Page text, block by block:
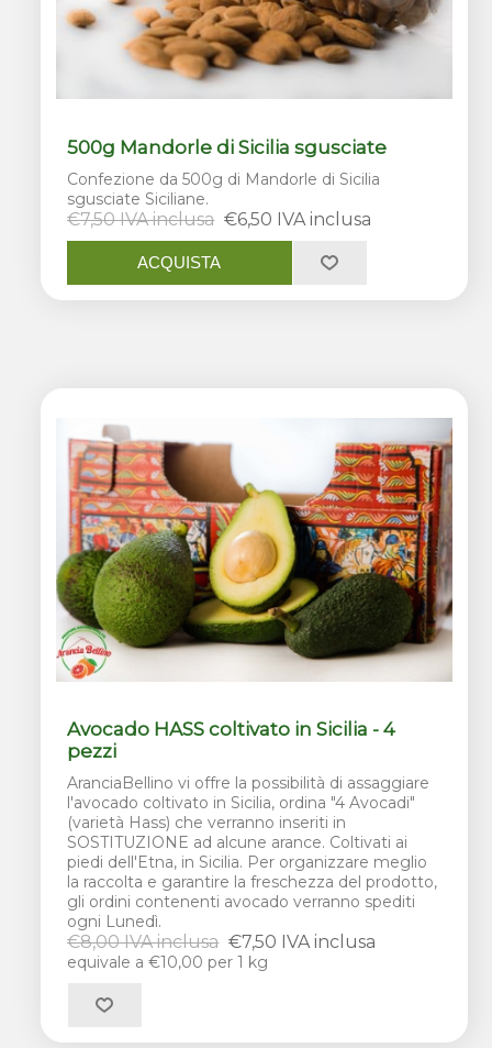
500g Mandorle di Sicilia sgusciate
Confezione da 500g di Mandorle di Sicilia
sgusciate Siciliane.
€7,50 IVA inclusa €6,50 IVA inclusa
ACQUISTA
Avocado HASS coltivato in Sicilia - 4
pezzi
AranciaBellino vi offre la possibilità di assaggiare
l'avocado coltivato in Sicilia, ordina "4 Avocadi"
(varietà Hass) che verranno inseriti in
SOSTITUZIONE ad alcune arance. Coltivati ai
piedi dell'Etna, in Sicilia. Per organizzare meglio
la raccolta e garantire la freschezza del prodotto,
gli ordini contenenti avocado verranno spediti
ogni Lunedì.
€8,00 IVA inclusa €7,50 IVA inclusa
equivale a €10,00 per 1 kg